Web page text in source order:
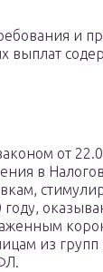
и
выплат
от
в
году,
из групп